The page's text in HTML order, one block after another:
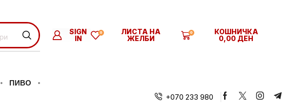
SIGN
IN
0
ЛИСТА НА
ЖЕЛБИ
0
КОШНИЧКА
0,00 ДЕН
ПИВО
+070 233 980